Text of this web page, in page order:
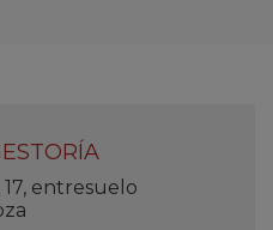
entresuelo